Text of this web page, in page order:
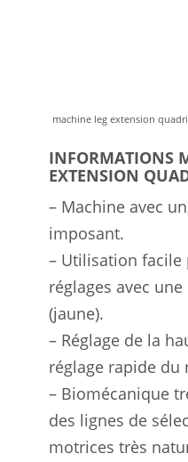
machine leg extension
INFORMATIONS
EXTENSION
– Machine avec
imposant.
– Utilisation facile
réglages avec
(jaune).
– Réglage de la
réglage rapide du
– Biomécanique
des lignes de
motrices très